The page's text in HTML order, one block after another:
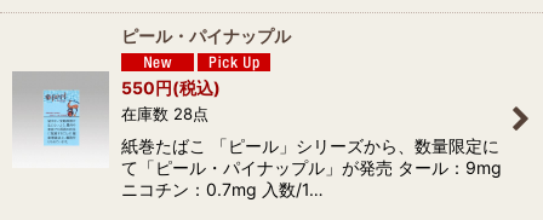
ピール・パイナップル
550 円(税込)
在庫数 28点
紙巻たばこ 「ピール」シリーズから、数量限定に
て「ピール・パイナップル」が発売 タール：9mg
ニコチン：0.7mg 入数/1…